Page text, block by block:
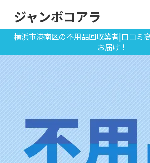
横浜市港南区の不用品回収業者|口コミ
お届け！
ジャンボコアラ